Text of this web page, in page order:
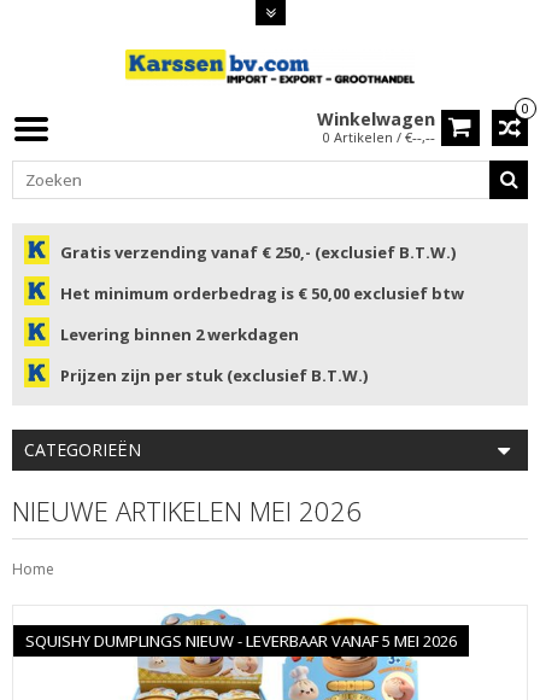
0
Winkelwagen
0 Artikelen / €--,--
Gratis verzending vanaf € 250,- (exclusief B.T.W.)
Het minimum orderbedrag is € 50,00 exclusief btw
Levering binnen 2 werkdagen
Prijzen zijn per stuk (exclusief B.T.W.)
CATEGORIEËN
NIEUWE ARTIKELEN MEI 2026
Home
SQUISHY DUMPLINGS NIEUW - LEVERBAAR VANAF 5 MEI 2026